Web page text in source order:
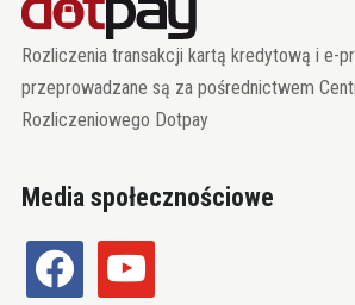
Rozliczenia transakcji kartą kredytową i e-
przeprowadzane są za pośrednictwem
Rozliczeniowego Dotpay
Media społecznościowe
facebook youtube